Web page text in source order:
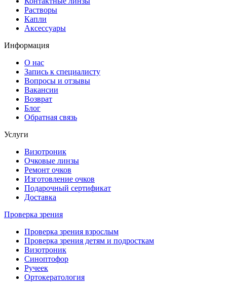
Растворы
Капли
Аксессуары
Информация
О нас
Запись к специалисту
Вопросы и отзывы
Вакансии
Возврат
Блог
Обратная связь
Услуги
Визотроник
Очковые линзы
Ремонт очков
Изготовление очков
Подарочный сертификат
Доставка
Проверка зрения
Проверка зрения взрослым
Проверка зрения детям и подросткам
Визотроник
Синоптофор
Ручеек
Ортокератология